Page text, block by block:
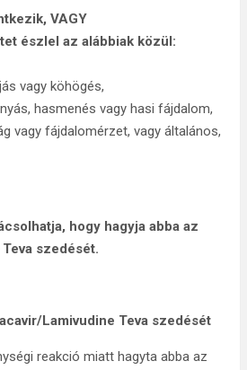
VAGY
észlel az alábbiak közül:
vagy köhögés,
hasmenés vagy hasi fájdalom,
vagy fájdalomérzet, vagy általános,
hogy hagyja abba az
szedését.
Lamivudine Teva szedését
reakció miatt hagyta abba az